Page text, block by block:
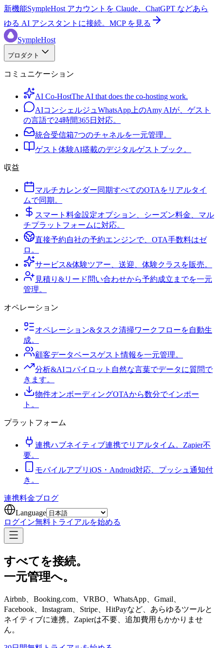
新機能SympleHost アカウントを Claude、ChatGPT などあら
ゆる AI アシスタントに接続。 MCP を見る
SympleHost
プロダクト
コミュニケーション
AI Co-HostThe AI that does the co-hosting work.
AIコンシェルジュ WhatsApp上のAmy AIが、ゲスト
の言語で24時間365日対応。
統合受信箱7つのチャネルを一元管理。
ゲスト体験AI搭載のデジタルゲストブック。
収益
マルチカレンダー同期すべてのOTAをリアルタイ
ムで同期。
スマート料金設定オプション、シーズン料金、マル
チプラットフォームに対応。
直接予約自社の予約エンジンで、OTA手数料はゼ
ロ。
サービス&体験ツアー、送迎、体験クラスを販売。
見積り&リード 問い合わせから予約成立までを一元
管理。
オペレーション
オペレーション&タスク清掃ワークフローを自動生
成。
顧客データベースゲスト情報を一元管理。
分析&AIコパイロット 自然な言葉でデータに質問で
きます。
物件オンボーディングOTAから数分でインポー
ト。
プラットフォーム
連携ハブネイティブ連携でリアルタイム。Zapier不
要。
モバイルアプリ iOS・Android対応、プッシュ通知付
き。
連携料金ブログ
Language
ログイン無料トライアルを始める
すべてを接続。
一元管理へ。
Airbnb、Booking.com、VRBO、WhatsApp、Gmail、
Facebook、Instagram、Stripe、HitPayなど、あらゆるツールと
ネイティブに連携。Zapierは不要、追加費用もかかりませ
ん。